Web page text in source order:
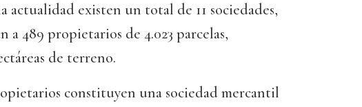
actualidad existen un total de 11 sociedades,
a 489 propietarios de 4.023 parcelas,
de terreno.
constituyen una sociedad mercantil